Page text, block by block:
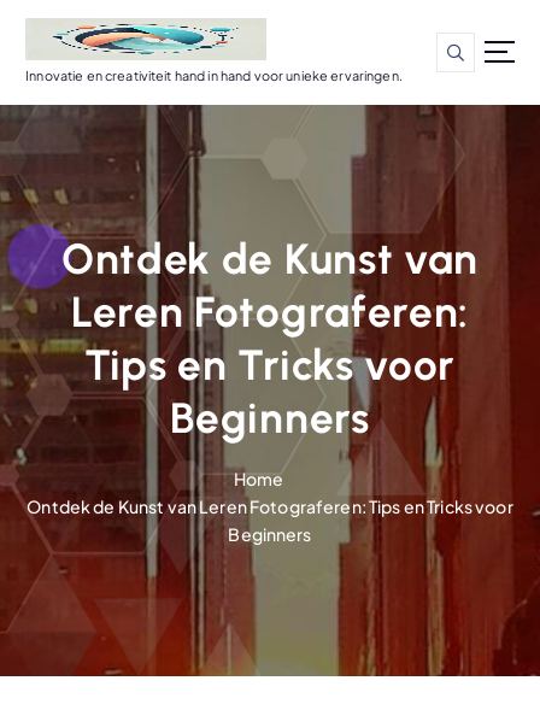
r
d
e
n
o
u
d
Innovatie en creativiteit hand in hand voor unieke ervaringen.
Ontdek de Kunst van
Leren Fotograferen:
Tips en Tricks voor
Beginners
Home
Ontdek de Kunst van Leren Fotograferen: Tips en Tricks voor
Beginners